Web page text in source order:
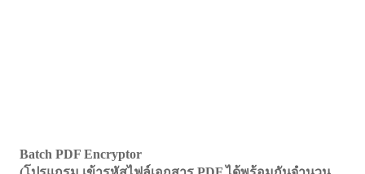
Batch PDF Encryptor